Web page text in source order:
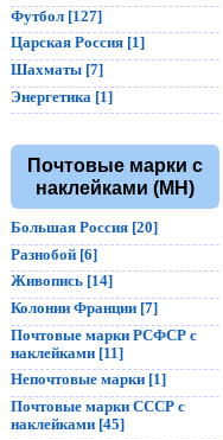
Футбол [127]
Царская Россия [1]
Шахматы [7]
Энергетика [1]
Почтовые марки с
наклейками (MH)
Большая Россия [20]
Разнобой [6]
Живопись [14]
Колонии Франции [7]
Почтовые марки РСФСР с
наклейками [11]
Непочтовые марки [1]
Почтовые марки СССР с
наклейками [45]